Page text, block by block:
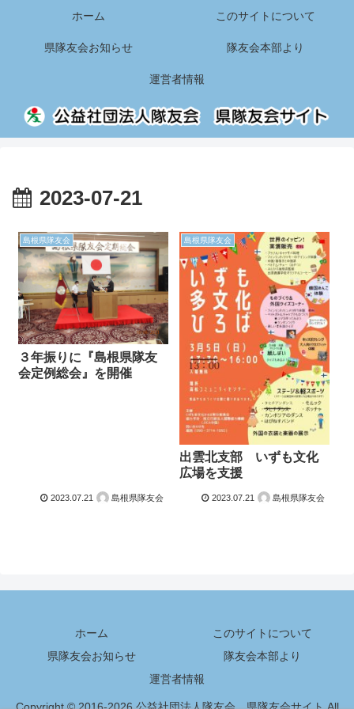
ホーム このサイトについて
県隊友会お知らせ 隊友会本部より
運営者情報
2023-07-21
島根県隊友会
３年振りに『島根県隊友
会定例総会』を開催
2023.07.21 島根県隊友会
島根県隊友会
出雲北支部 いずも文化
広場を支援
2023.07.21 島根県隊友会
ホーム
このサイトについて
県隊友会お知らせ
隊友会本部より
運営者情報